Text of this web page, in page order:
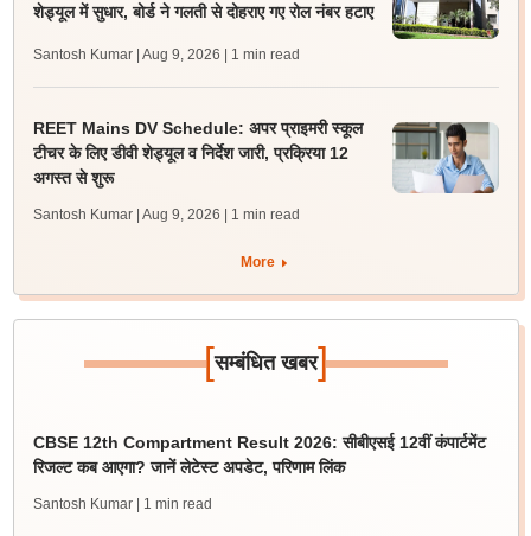
शेड्यूल में सुधार, बोर्ड ने गलती से दोहराए गए रोल नंबर हटाए
Santosh Kumar | Aug 9, 2026 | 1 min read
REET Mains DV Schedule: अपर प्राइमरी स्कूल
टीचर के लिए डीवी शेड्यूल व निर्देश जारी, प्रक्रिया 12
अगस्त से शुरू
Santosh Kumar | Aug 9, 2026 | 1 min read
More
[सम्बंधित खबर]
CBSE 12th Compartment Result 2026: सीबीएसई 12वीं कंपार्टमेंट
रिजल्ट कब आएगा? जानें लेटेस्ट अपडेट, परिणाम लिंक
Santosh Kumar | 1 min read